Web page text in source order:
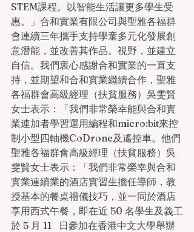
STEM課程。以智能生活讓更多學生受
惠。」合和實業有限公司與聖雅各福群
會連續三年攜手支持學童多元化發展創
意潛能，並改善其作品。視野，並建立
自信。我們衷心感謝合和實業的一直支
持，並期望和合和實業繼續合作，聖雅
各福群會高級經理（扶貧服務）吳雯賢
女士表示：「我們非常榮幸能與合和實
業連加者學習運用編程和micro:bit來控
制小型四軸機CoDrone及遙控車。他們
聖雅各福群會高級經理（扶貧服務）吳
雯賢女士表示：「我們非常榮幸與合和
實業連續業的酒店實習生擔任導師，教
授基本的餐桌禮儀技巧，並一同於酒店
享用西式午餐，即在近 50 名學生及義工
於 5 月 11   日參加在香港中文大學舉辦